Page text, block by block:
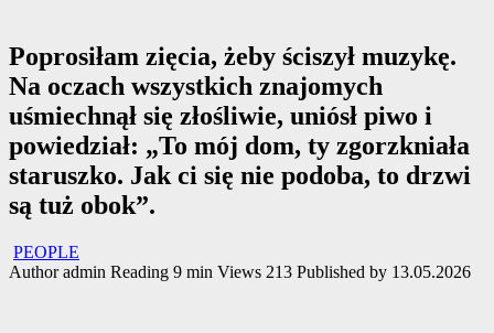
Poprosiłam zięcia, żeby ściszył muzykę.
Na oczach wszystkich znajomych
uśmiechnął się złośliwie, uniósł piwo i
powiedział: „To mój dom, ty zgorzkniała
staruszko. Jak ci się nie podoba, to drzwi
są tuż obok”.
PEOPLE
Author admin Reading 9 min Views 213 Published by 13.05.2026